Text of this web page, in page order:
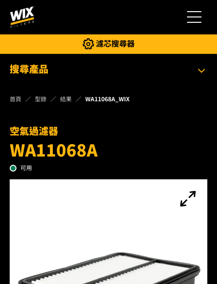
切換導航
濾芯搜尋器
搜尋產品
首頁 型錄 結果 WA11068A_WIX
空氣過濾器
WA11068A
可用